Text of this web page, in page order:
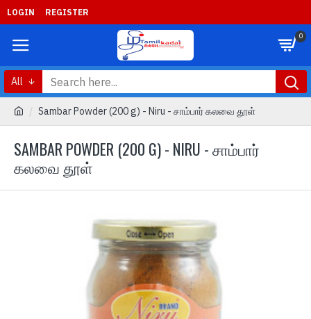
LOGIN REGISTER
0
All
Sambar Powder (200 g) - Niru - சாம்பார் கலவை தூள்
SAMBAR POWDER (200 G) - NIRU - சாம்பார்
கலவை தூள்